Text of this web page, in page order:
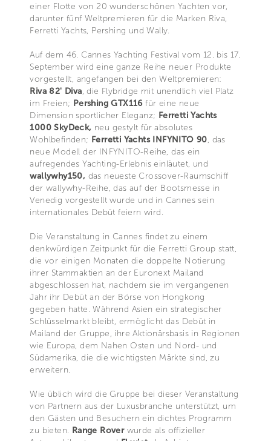
einer Flotte von 20 wunderschönen Yachten vor,
darunter fünf Weltpremieren für die Marken Riva,
Ferretti Yachts, Pershing und Wally.
Auf dem 46. Cannes Yachting Festival vom 12. bis 17.
September wird eine ganze Reihe neuer Produkte
vorgestellt, angefangen bei den Weltpremieren:
Riva 82' Diva, die Flybridge mit unendlich viel Platz
im Freien; Pershing GTX116für eine neue
Dimension sportlicher Eleganz; Ferretti Yachts
1000 SkyDeck, neu gestylt für absolutes
Wohlbefinden; Ferretti Yachts INFYNITO 90, das
neue Modell der INFYNITO-Reihe, das ein
aufregendes Yachting-Erlebnis einläutet, und
wallywhy150, das neueste Crossover-Raumschiff
der wallywhy-Reihe, das auf der Bootsmesse in
Venedig vorgestellt wurde und in Cannes sein
internationales Debüt feiern wird.
Die Veranstaltung in Cannes findet zu einem
denkwürdigen Zeitpunkt für die Ferretti Group statt,
die vor einigen Monaten die doppelte Notierung
ihrer Stammaktien an der Euronext Mailand
abgeschlossen hat, nachdem sie im vergangenen
Jahr ihr Debüt an der Börse von Hongkong
gegeben hatte. Während Asien ein strategischer
Schlüsselmarkt bleibt, ermöglicht das Debüt in
Mailand der Gruppe, ihre Aktionärsbasis in Regionen
wie Europa, dem Nahen Osten und Nord- und
Südamerika, die die wichtigsten Märkte sind, zu
erweitern.
Wie üblich wird die Gruppe bei dieser Veranstaltung
von Partnern aus der Luxusbranche unterstützt, um
den Gästen und Besuchern ein dichtes Programm
zu bieten. Range Roverwurde als offizieller